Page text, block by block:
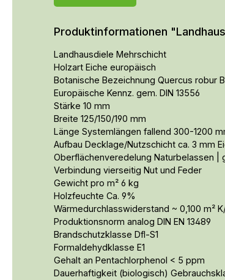
Produktinformationen
Landhausdiele Mehrschicht
Holzart Eiche europäisch
Botanische Bezeichnung Quercus robur
Europäische Kennz. gem. DIN 13556
Stärke 10 mm
Breite 125/150/190 mm
Länge Systemlängen fallend 300-1200
Aufbau Decklage/Nutzschicht ca. 3 mm
Oberflächenveredelung Naturbelassen
Verbindung vierseitig Nut und Feder
Gewicht pro m² 6 kg
Holzfeuchte Ca. 9%
Wärmedurchlasswiderstand ~ 0,100 m²
Produktionsnorm analog DIN EN 13489
Brandschutzklasse Dfl-S1
Formaldehydklasse E1
Gehalt an Pentachlorphenol < 5 ppm
Dauerhaftigkeit (biologisch)